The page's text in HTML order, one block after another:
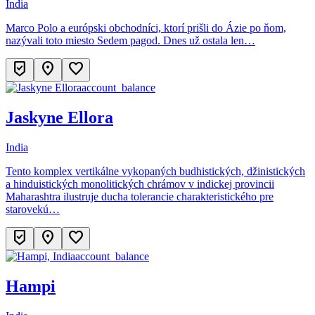
India
Marco Polo a európski obchodníci, ktorí prišli do Ázie po ňom,
nazývali toto miesto Sedem pagod. Dnes už ostala len…
beenhere location_on favorite
account_balance
Jaskyne Ellora
India
Tento komplex vertikálne vykopaných budhistických, džinistických
a hinduistických monolitických chrámov v indickej provincii
Maharashtra ilustruje ducha tolerancie charakteristického pre
starovekú…
beenhere location_on favorite
account_balance
Hampi